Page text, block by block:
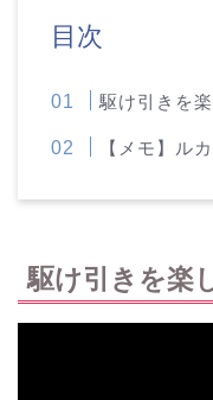
目次
駆け引きを
【メモ】ル
駆け引きを楽